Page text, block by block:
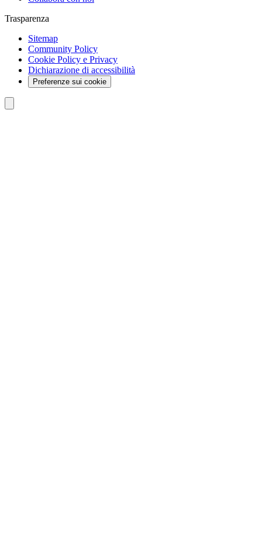
Trasparenza
Sitemap
Community Policy
Cookie Policy e Privacy
Dichiarazione di accessibilità
Preferenze sui cookie